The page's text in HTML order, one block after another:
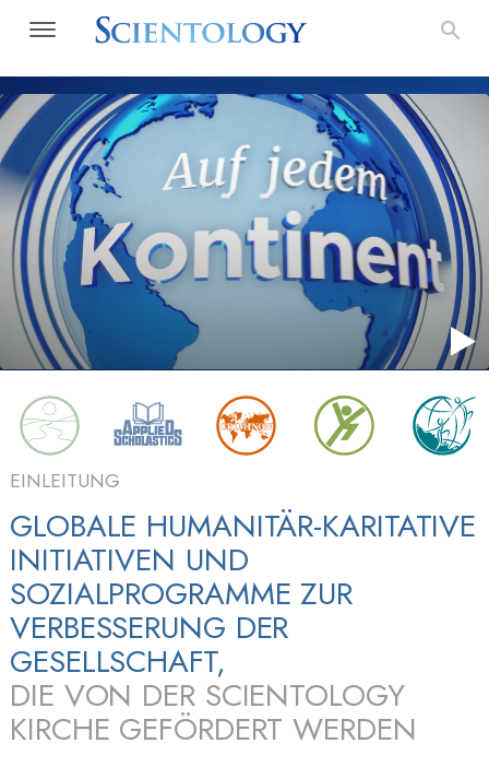
EINLEITUNG
GLOBALE HUMANITÄR-KARITATIVE
INITIATIVEN UND
SOZIALPROGRAMME ZUR
VERBESSERUNG DER
GESELLSCHAFT,
DIE VON DER SCIENTOLOGY
KIRCHE GEFÖRDERT WERDEN